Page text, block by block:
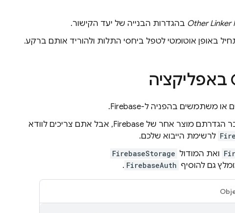
Other Linker בהגדרות הבנייה של יעד הקישור.
באפליקציה
יכול להיות שכבר עשיתם את זה אם כבר הגדרתם מוצר אחר של Firebase, אבל אתם צריכים לוודא
לרשימת הייבוא שלכם.
ואת המודול FirebaseStorage
גם להוסיף FirebaseAuth
.